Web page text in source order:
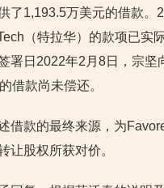
了1,193.5万美元的借款。
（特拉华）的款项已实
署日2022年2月8日，宗坚
借款尚未偿还。
借款的最终来源，为
让股权所获对价。